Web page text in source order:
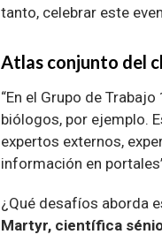
tanto, celebrar este
Atlas conjunto del
“En el Grupo de
biólogos, por ejemplo.
expertos externos,
información en
¿Qué desafíos aborda
Martyr, científica